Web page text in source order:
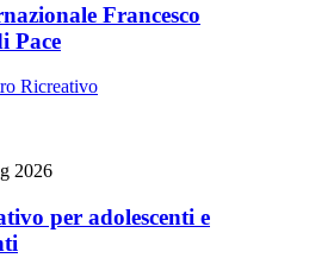
Francesco
Pace
2026
per adolescenti e